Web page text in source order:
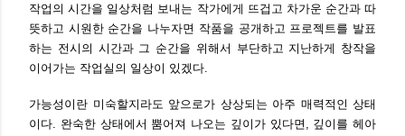
작업의 시간을 일상처럼 보내는 작가에게 뜨겁고 차가운 순간과 따
뜻하고 시원한 순간을 나누자면 작품을 공개하고 프로젝트를 발표
하는 전시의 시간과 그 순간을 위해서 부단하고 지난하게 창작을
이어가는 작업실의 일상이 있겠다.
가능성이란 미숙할지라도 앞으로가 상상되는 아주 매력적인 상태
이다. 완숙한 상태에서 뿜어져 나오는 깊이가 있다면, 깊이를 헤아